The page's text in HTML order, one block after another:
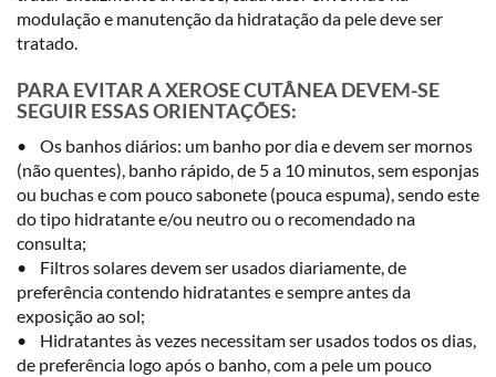
modulação e manutenção da hidratação da pele deve ser
tratado.
PARA EVITAR A XEROSE CUTÂNEA DEVEM-SE
SEGUIR ESSAS ORIENTAÇÕES:
• Os banhos diários: um banho por dia e devem ser mornos
(não quentes), banho rápido, de 5 a 10 minutos, sem esponjas
ou buchas e com pouco sabonete (pouca espuma), sendo este
do tipo hidratante e/ou neutro ou o recomendado na
consulta;
• Filtros solares devem ser usados diariamente, de
preferência contendo hidratantes e sempre antes da
exposição ao sol;
• Hidratantes às vezes necessitam ser usados todos os dias,
de preferência logo após o banho, com a pele um pouco